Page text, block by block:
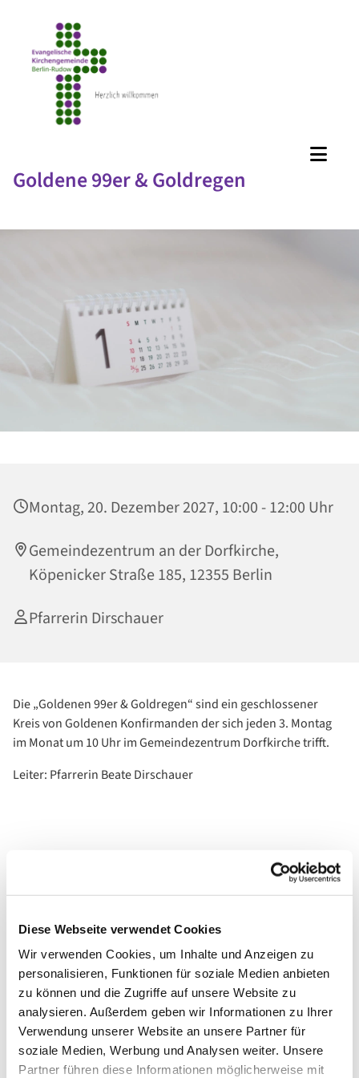
Diese Webseite verwendet Cookies
Wir verwenden Cookies, um Inhalte und Anzeigen zu
personalisieren, Funktionen für soziale Medien anbieten
zu können und die Zugriffe auf unsere Website zu
analysieren. Außerdem geben wir Informationen zu Ihrer
Verwendung unserer Website an unsere Partner für
soziale Medien, Werbung und Analysen weiter. Unsere
Partner führen diese Informationen möglicherweise mit
Goldene 99er & Goldregen
Montag, 20. Dezember 2027, 10:00 - 12:00 Uhr
Gemeindezentrum an der Dorfkirche,
Köpenicker Straße 185, 12355 Berlin
Pfarrerin Dirschauer
Die „Goldenen 99er & Goldregen“ sind ein geschlossener
Kreis von Goldenen Konfirmanden der sich jeden 3. Montag
im Monat um 10 Uhr im Gemeindezentrum Dorfkirche trifft.
Leiter: Pfarrerin Beate Dirschauer